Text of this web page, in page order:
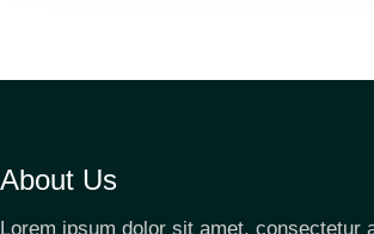
About Us
Lorem ipsum dolor sit amet, consectetur